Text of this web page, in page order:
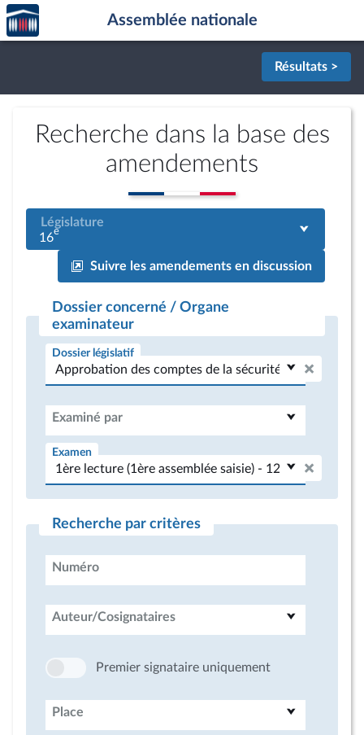
Aller au contenu
Aller en bas de la page
Accèder
à la
page
Assemblée nationale
Résultats >
Recherche dans la base des
amendements
Législature
16e
Suivre les amendements en discussion
Dossier concerné / Organe
examinateur
Dossier législatif
Examiné par
Examen
Recherche par critères
Numéro
Auteur/Cosignataires
Premier signataire uniquement
Place